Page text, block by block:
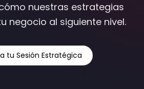
nuestras estrategias
negocio al siguiente nivel.
tu Sesión Estratégica